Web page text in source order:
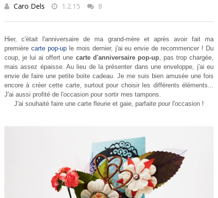
Caro Dels 1.2.15 8
Hier, c'était l'anniversaire de ma grand-mère et après avoir fait ma
première carte pop-up le mois dernier, j'ai eu envie de recommencer ! Du
coup, je lui ai offert une carte d'anniversaire pop-up, pas trop chargée,
mais assez épaisse. Au lieu de la présenter dans une enveloppe, j'ai eu
envie de faire une petite boite cadeau. Je me suis bien amusée une fois
encore à créer cette carte, surtout pour choisir les différents éléments...
J'ai aussi profité de l'occasion pour sortir mes tampons.
J'ai souhaité faire une carte fleurie et gaie, parfaite pour l'occasion !